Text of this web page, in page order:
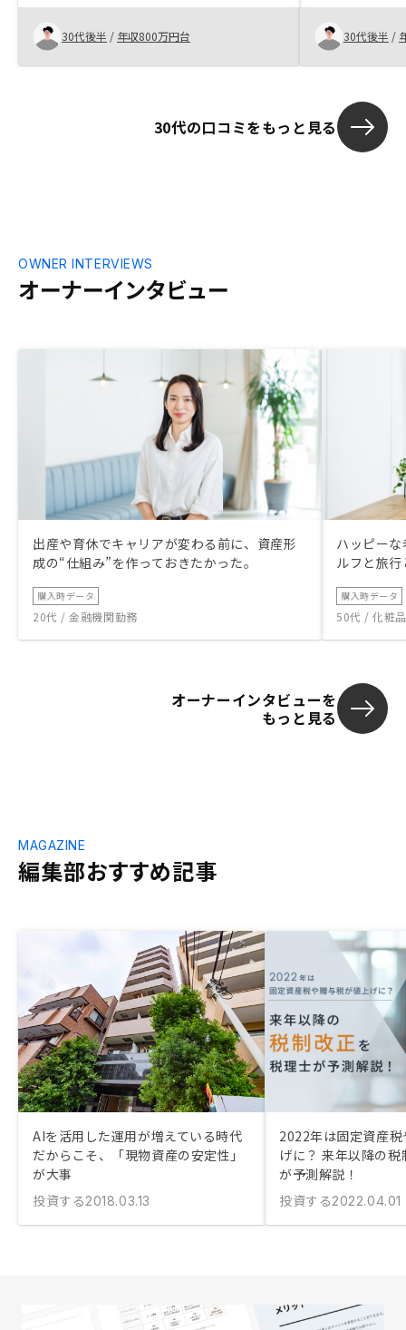
30代後半 / 年収800万円台
するだけで数
ー。システム
い。他社では
ーションに打
る理由をきち
があるんじゃ
いくまで説明
30代後半 /
30代の口コミをもっと見る
オーナーインタビュー
OWNER INTERVIEWS
出産や育休でキャリアが変わる前に、資産形
成の“仕組み”を作っておきたかった。
購入時データ
20代 / 金融機関勤務
ハッピー
ルフと旅
購入時データ
50代 / 化粧
オーナーインタビューを
もっと見る
編集部おすすめ記事
MAGAZINE
AIを活用した運用が増えている時代
だからこそ、「現物資産の安定性」
が大事
投資する2018.03.13
2022年は固定資産
げに？ 来年以降の
が予測解説！
投資する2022.04.01